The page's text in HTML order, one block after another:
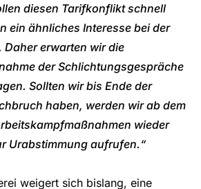
diesen Tarifkonflikt schnell
ein ähnliches Interesse bei der
erwarten wir die
der Schlichtungsgespräche
Sollten wir bis Ende der
haben, werden wir ab dem
wieder
Urabstimmung aufrufen.“
weigert sich bislang, eine